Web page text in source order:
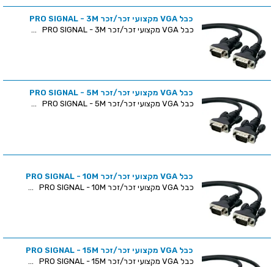
כבל VGA מקצועי זכר/זכר PRO SIGNAL - 3M
כבל VGA מקצועי זכר/זכר PRO SIGNAL - 3M ...
כבל VGA מקצועי זכר/זכר PRO SIGNAL - 5M
כבל VGA מקצועי זכר/זכר PRO SIGNAL - 5M ...
כבל VGA מקצועי זכר/זכר PRO SIGNAL - 10M
כבל VGA מקצועי זכר/זכר PRO SIGNAL - 10M ...
כבל VGA מקצועי זכר/זכר PRO SIGNAL - 15M
כבל VGA מקצועי זכר/זכר PRO SIGNAL - 15M ...